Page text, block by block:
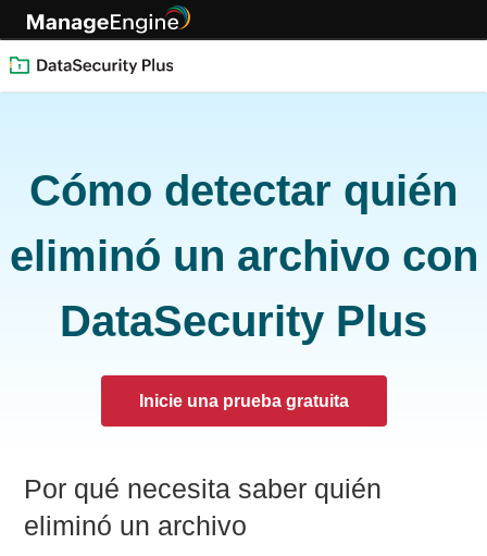
Cómo detectar quién
eliminó un archivo con
DataSecurity Plus
Inicie una prueba gratuita
Por qué necesita saber quién
eliminó un archivo